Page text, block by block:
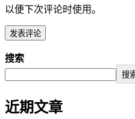
以便下次评论时使用。
搜索
搜
近期文章